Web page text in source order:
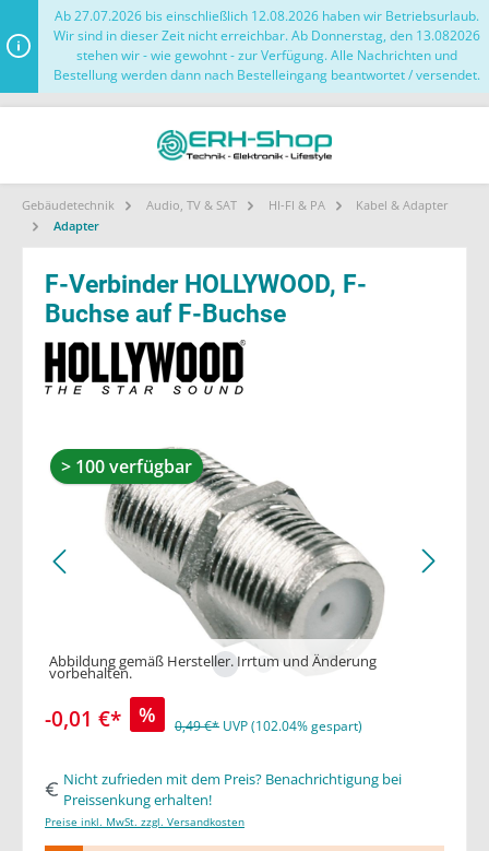
Ab 27.07.2026 bis einschließlich 12.08.2026 haben wir Betriebsurlaub.
Wir sind in dieser Zeit nicht erreichbar. Ab Donnerstag, den 13.082026
stehen wir - wie gewohnt - zur Verfügung. Alle Nachrichten und
Bestellung werden dann nach Bestelleingang beantwortet / versendet.
Gebäudetechnik Audio, TV & SAT HI-FI & PA
Kabel & Adapter
Adapter
F-Verbinder HOLLYWOOD, F-
Buchse auf F-Buchse
> 100 verfügbar
Abbildung gemäß Hersteller. Irrtum und Änderung
vorbehalten.
-0,01 €* % 0,49 €* UVP (102.04% gespart)
Nicht zufrieden mit dem Preis? Benachrichtigung bei
Preissenkung erhalten!
Preise inkl. MwSt. zzgl. Versandkosten